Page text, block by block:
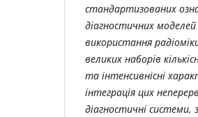
стандартизованих
діагностичних
використання
великих наборів
та інтенсивнісні
інтеграція цих
діагностичні системи,